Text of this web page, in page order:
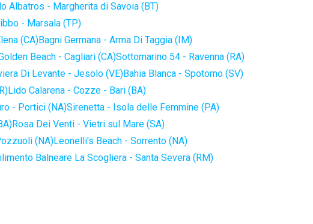
Albatros - Margherita di Savoia (BT)
- Marsala (TP)
(CA)Bagni Germana - Arma Di Taggia (IM)
Beach - Cagliari (CA)Sottomarino 54 - Ravenna (RA)
Di Levante - Jesolo (VE)Bahia Blanca - Spotorno (SV)
Lido Calarena - Cozze - Bari (BA)
- Portici (NA)Sirenetta - Isola delle Femmine (PA)
Rosa Dei Venti - Vietri sul Mare (SA)
(NA)Leonelli's Beach - Sorrento (NA)
Balneare La Scogliera - Santa Severa (RM)